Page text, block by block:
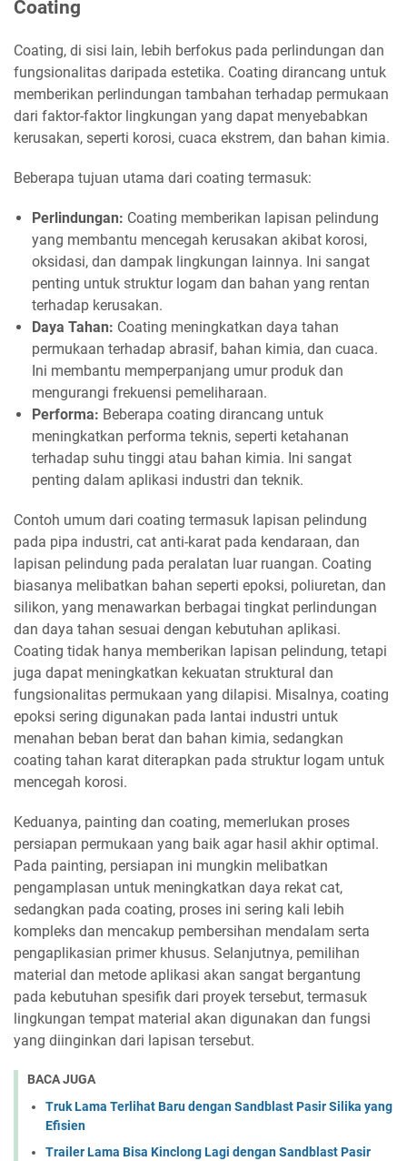
Coating
Coating, di sisi lain, lebih berfokus pada perlindungan dan
fungsionalitas daripada estetika. Coating dirancang untuk
memberikan perlindungan tambahan terhadap permukaan
dari faktor-faktor lingkungan yang dapat menyebabkan
kerusakan, seperti korosi, cuaca ekstrem, dan bahan kimia.
Beberapa tujuan utama dari coating termasuk:
Perlindungan: Coating memberikan lapisan pelindung
yang membantu mencegah kerusakan akibat korosi,
oksidasi, dan dampak lingkungan lainnya. Ini sangat
penting untuk struktur logam dan bahan yang rentan
terhadap kerusakan.
Daya Tahan: Coating meningkatkan daya tahan
permukaan terhadap abrasif, bahan kimia, dan cuaca.
Ini membantu memperpanjang umur produk dan
mengurangi frekuensi pemeliharaan.
Performa: Beberapa coating dirancang untuk
meningkatkan performa teknis, seperti ketahanan
terhadap suhu tinggi atau bahan kimia. Ini sangat
penting dalam aplikasi industri dan teknik.
Contoh umum dari coating termasuk lapisan pelindung
pada pipa industri, cat anti-karat pada kendaraan, dan
lapisan pelindung pada peralatan luar ruangan. Coating
biasanya melibatkan bahan seperti epoksi, poliuretan, dan
silikon, yang menawarkan berbagai tingkat perlindungan
dan daya tahan sesuai dengan kebutuhan aplikasi.
Coating tidak hanya memberikan lapisan pelindung, tetapi
juga dapat meningkatkan kekuatan struktural dan
fungsionalitas permukaan yang dilapisi. Misalnya, coating
epoksi sering digunakan pada lantai industri untuk
menahan beban berat dan bahan kimia, sedangkan
coating tahan karat diterapkan pada struktur logam untuk
mencegah korosi.
Keduanya, painting dan coating, memerlukan proses
persiapan permukaan yang baik agar hasil akhir optimal.
Pada painting, persiapan ini mungkin melibatkan
pengamplasan untuk meningkatkan daya rekat cat,
sedangkan pada coating, proses ini sering kali lebih
kompleks dan mencakup pembersihan mendalam serta
pengaplikasian primer khusus. Selanjutnya, pemilihan
material dan metode aplikasi akan sangat bergantung
pada kebutuhan spesifik dari proyek tersebut, termasuk
lingkungan tempat material akan digunakan dan fungsi
yang diinginkan dari lapisan tersebut.
BACA JUGA
Truk Lama Terlihat Baru dengan Sandblast Pasir Silika yang
Efisien
Trailer Lama Bisa Kinclong Lagi dengan Sandblast Pasir